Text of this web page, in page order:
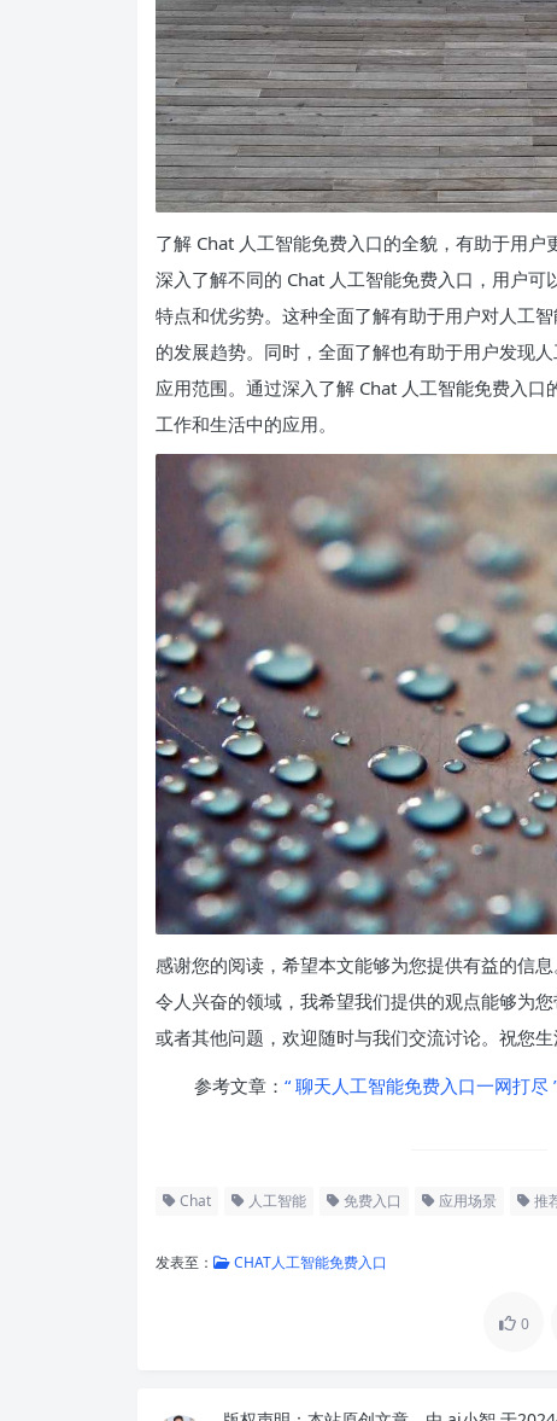
了解 Chat 人工智能免费入口的全貌，有助于用
深入了解不同的 Chat 人工智能免费入口，用户
特点和优劣势。这种全面了解有助于用户对人工
的发展趋势。同时，全面了解也有助于用户发现
应用范围。通过深入了解 Chat 人工智能免费入
工作和生活中的应用。
感谢您的阅读，希望本文能够为您提供有益的信
令人兴奋的领域，我希望我们提供的观点能够为
或者其他问题，欢迎随时与我们交流讨论。祝您生
参考文章： “ 聊天人工智能免费入口一网打尽
Chat 人工智能 免费入口 应用场景 推
发表至： CHAT人工智能免费入口
0